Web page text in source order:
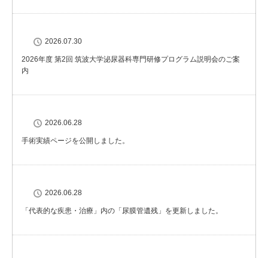
2026.07.30
2026年度 第2回 筑波大学泌尿器科専門研修プログラム説明会のご案
内
2026.06.28
手術実績ページを公開しました。
2026.06.28
「代表的な疾患・治療」内の「尿膜管遺残」を更新しました。